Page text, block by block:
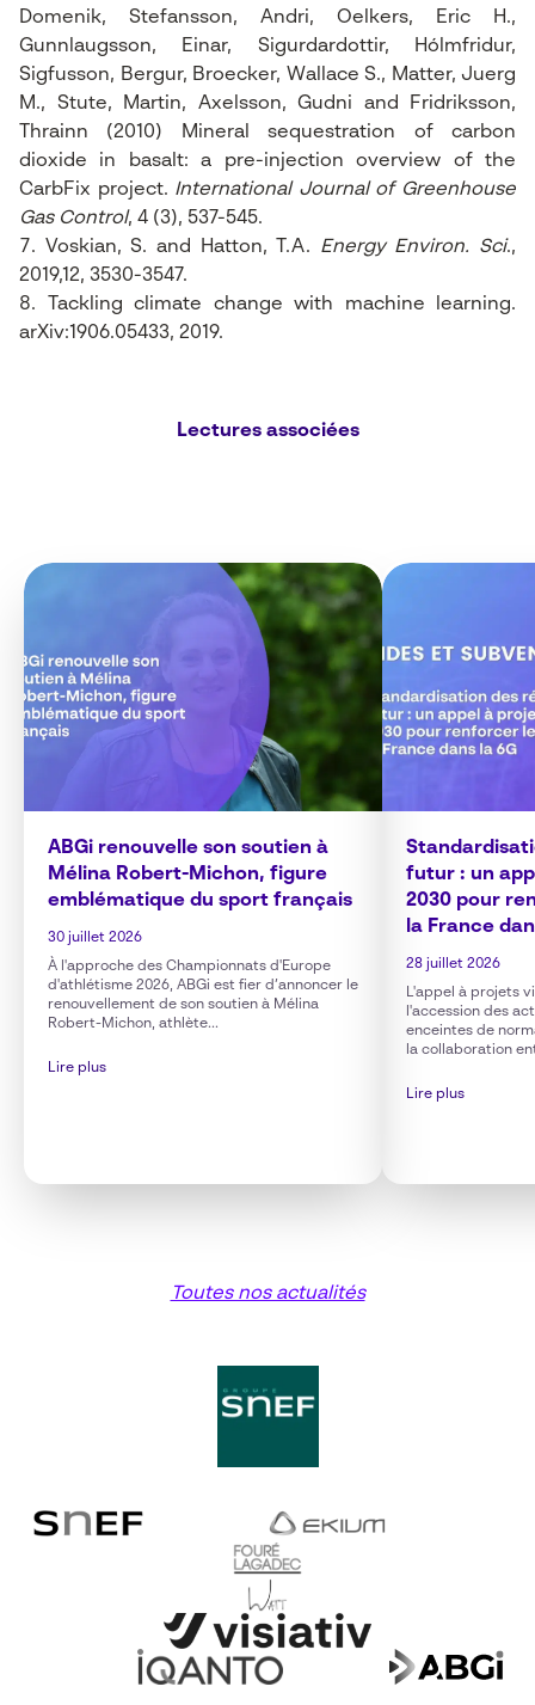
Domenik, Stefansson, Andri, Oelkers, Eric H.,
Gunnlaugsson, Einar, Sigurdardottir, Hólmfridur,
Sigfusson, Bergur, Broecker, Wallace S., Matter, Juerg
M., Stute, Martin, Axelsson, Gudni and Fridriksson,
Thrainn (2010) Mineral sequestration of carbon
dioxide in basalt: a pre-injection overview of the
CarbFix project. International Journal of Greenhouse
Gas Control, 4 (3), 537-545.
Voskian, S. and Hatton, T.A. Energy Environ. Sci.,
2019,12, 3530-3547.
Tackling climate change with machine learning.
arXiv:1906.05433, 2019.
Lectures associées
ABGi renouvelle son soutien à
Mélina Robert-Michon, figure
emblématique du sport français
30 juillet 2026
À l'approche des Championnats d'Europe
d'athlétisme 2026, ABGi est fier d’annoncer le
renouvellement de son soutien à Mélina
Robert-Michon, athlète...
Lire plus
futur : un
2030 pour
la France
28 juillet 2026
L'appel à projets
l'accession des
enceintes de
la collaboration
Lire plus
Toutes nos actualités